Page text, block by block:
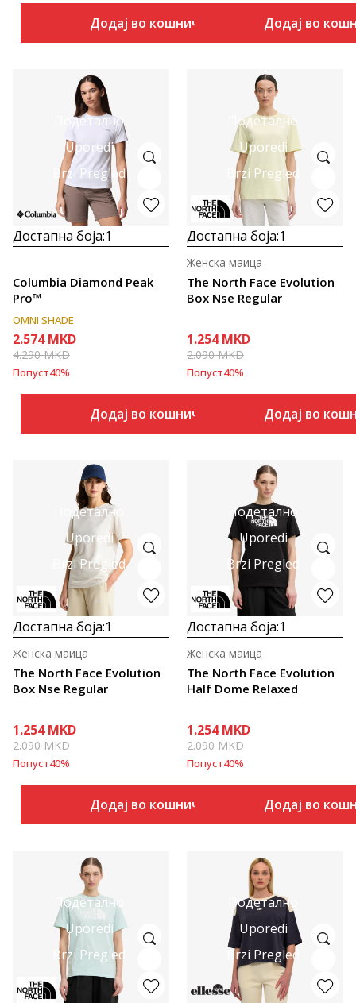
Додај во кошничка Додај во
Подетално
Uporedi
Brzi Pregled
Достапна боја:1
Columbia Diamond Peak
Pro™
OMNI SHADE
2.574 MKD
4.290MKD
Попуст40%
Додај во кошничка
Подетално
Uporedi
Brzi Pregled
Достапна боја:1
The North Face Evolution
Box Nse Regular
Женска маица
1.254 MKD
2.090MKD
Попуст40%
Додај во
Подетално
Uporedi
Brzi Pregled
Достапна боја:1
The North Face Evolution
Box Nse Regular
Женска маица
1.254 MKD
2.090MKD
Попуст40%
Додај во кошничка
Подетално
Uporedi
Brzi Pregled
Достапна боја:1
The North Face Evolution
Half Dome Relaxed
Женска маица
1.254 MKD
2.090MKD
Попуст40%
Додај во
Подетално
Uporedi
Brzi Pregled
Подетално
Uporedi
Brzi Pregled